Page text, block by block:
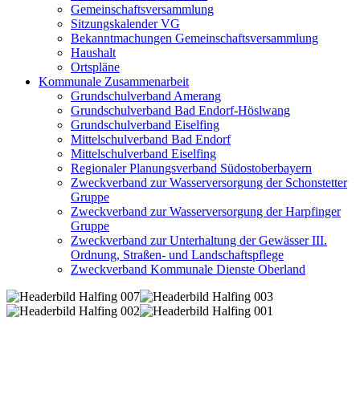
Gemeinschaftsversammlung
Sitzungskalender VG
Bekanntmachungen Gemeinschaftsversammlung
Haushalt
Ortspläne
Kommunale Zusammenarbeit
Grundschulverband Amerang
Grundschulverband Bad Endorf-Höslwang
Grundschulverband Eiselfing
Mittelschulverband Bad Endorf
Mittelschulverband Eiselfing
Regionaler Planungsverband Südostoberbayern
Zweckverband zur Wasserversorgung der Schonstetter
Gruppe
Zweckverband zur Wasserversorgung der Harpfinger
Gruppe
Zweckverband zur Unterhaltung der Gewässer III.
Ordnung, Straßen- und Landschaftspflege
Zweckverband Kommunale Dienste Oberland